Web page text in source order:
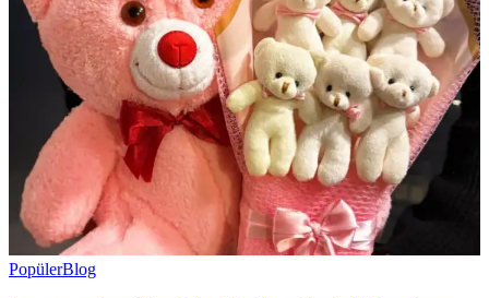
PopülerBlog